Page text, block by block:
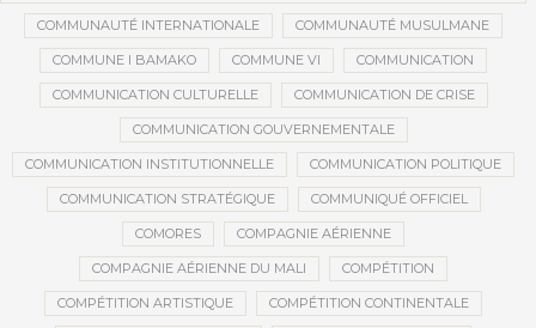
COMMUNAUTÉ INTERNATIONALE COMMUNAUTÉ MUSULMANE
COMMUNE I BAMAKO COMMUNE VI COMMUNICATION
COMMUNICATION CULTURELLE COMMUNICATION DE CRISE
COMMUNICATION GOUVERNEMENTALE
COMMUNICATION INSTITUTIONNELLE COMMUNICATION POLITIQUE
COMMUNICATION STRATÉGIQUE COMMUNIQUÉ OFFICIEL
COMORES COMPAGNIE AÉRIENNE
COMPAGNIE AÉRIENNE DU MALI COMPÉTITION
COMPÉTITION ARTISTIQUE COMPÉTITION CONTINENTALE